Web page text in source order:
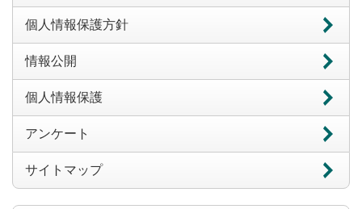
個人情報保護方針
情報公開
個人情報保護
アンケート
サイトマップ